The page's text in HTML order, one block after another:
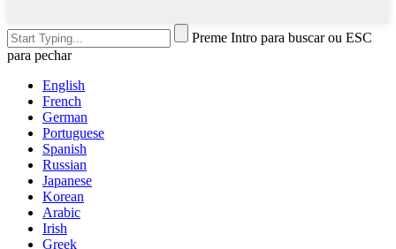
Preme Intro para buscar ou ESC
para pechar
English
French
German
Portuguese
Spanish
Russian
Japanese
Korean
Arabic
Irish
Greek